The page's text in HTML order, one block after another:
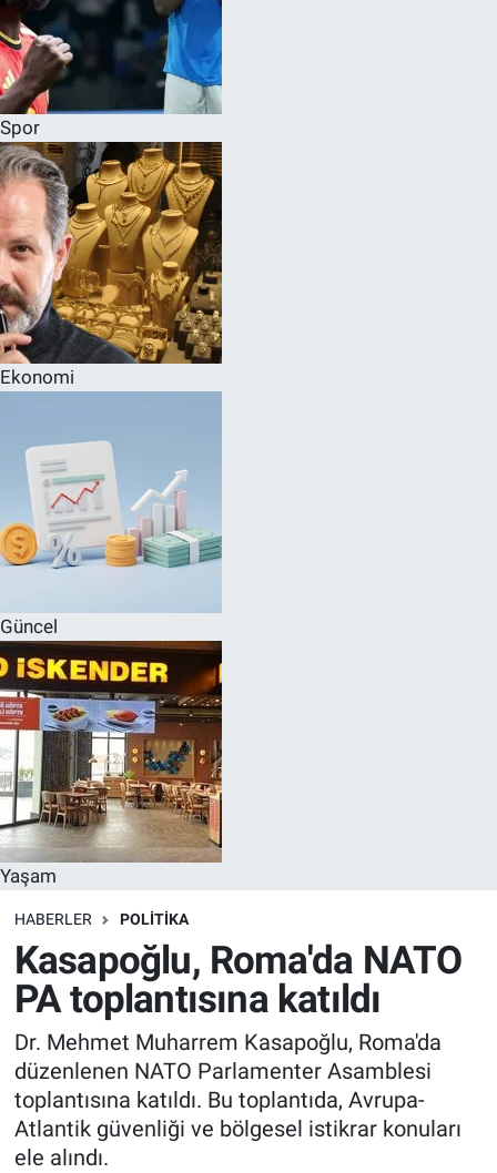
Spor
Ekonomi
Güncel
Yaşam
HABERLER POLITIKA
Kasapoğlu, Roma'da NATO
PA toplantısına katıldı
Dr. Mehmet Muharrem Kasapoğlu, Roma'da
düzenlenen NATO Parlamenter Asamblesi
toplantısına katıldı. Bu toplantıda, Avrupa-
Atlantik güvenliği ve bölgesel istikrar konuları
ele alındı.